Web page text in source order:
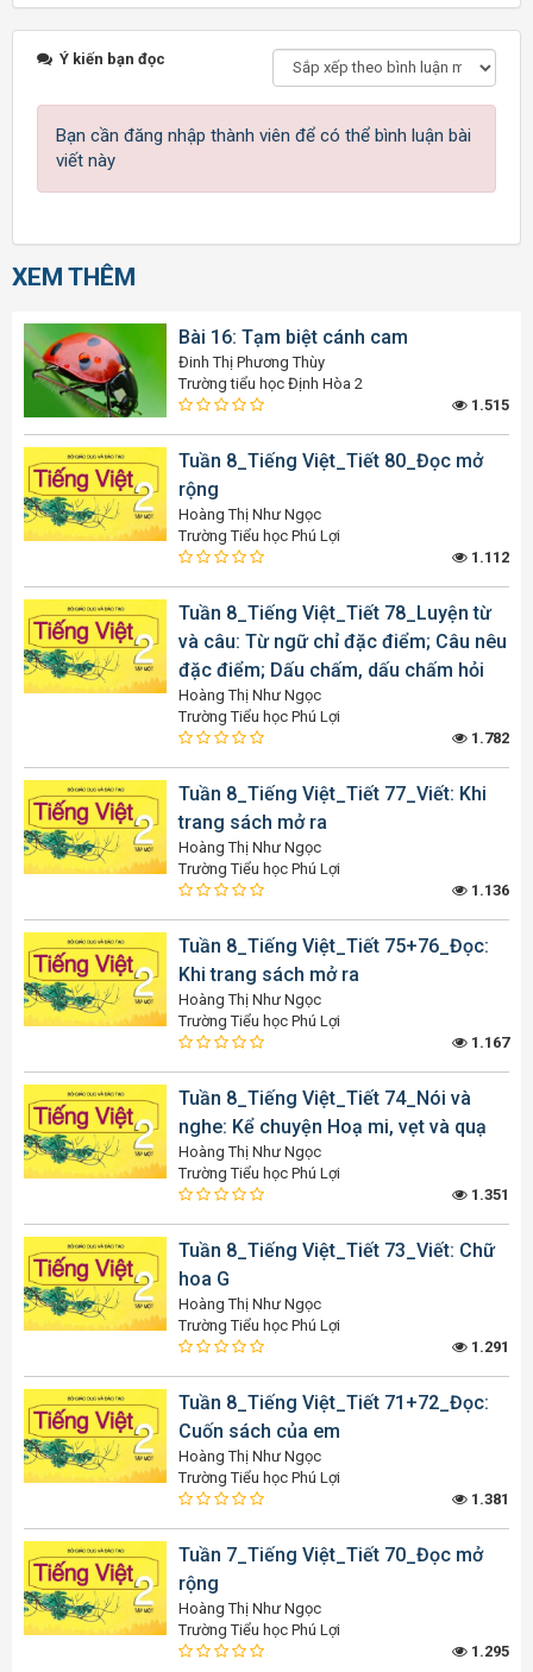
Ý kiến bạn đọc
Bạn cần đăng nhập thành viên để có thể bình luận bài
viết này
XEM THÊM
Bài 16: Tạm biệt cánh cam
Đinh Thị Phương Thùy
Trường tiểu học Định Hòa 2
1.515
Tuần 8_Tiếng Việt_Tiết 80_Đọc mở
rộng
Hoàng Thị Như Ngọc
Trường Tiểu học Phú Lợi
1.112
Tuần 8_Tiếng Việt_Tiết 78_Luyện từ
và câu: Từ ngữ chỉ đặc điểm; Câu nêu
đặc điểm; Dấu chấm, dấu chấm hỏi
Hoàng Thị Như Ngọc
Trường Tiểu học Phú Lợi
1.782
Tuần 8_Tiếng Việt_Tiết 77_Viết: Khi
trang sách mở ra
Hoàng Thị Như Ngọc
Trường Tiểu học Phú Lợi
1.136
Tuần 8_Tiếng Việt_Tiết 75+76_Đọc:
Khi trang sách mở ra
Hoàng Thị Như Ngọc
Trường Tiểu học Phú Lợi
1.167
Tuần 8_Tiếng Việt_Tiết 74_Nói và
nghe: Kể chuyện Hoạ mi, vẹt và quạ
Hoàng Thị Như Ngọc
Trường Tiểu học Phú Lợi
1.351
Tuần 8_Tiếng Việt_Tiết 73_Viết: Chữ
hoa G
Hoàng Thị Như Ngọc
Trường Tiểu học Phú Lợi
1.291
Tuần 8_Tiếng Việt_Tiết 71+72_Đọc:
Cuốn sách của em
Hoàng Thị Như Ngọc
Trường Tiểu học Phú Lợi
1.381
Tuần 7_Tiếng Việt_Tiết 70_Đọc mở
rộng
Hoàng Thị Như Ngọc
Trường Tiểu học Phú Lợi
1.295